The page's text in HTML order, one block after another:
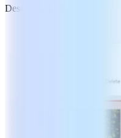
Descarga gratuita